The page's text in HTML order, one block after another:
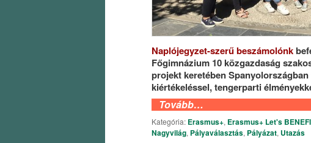
Naplójegyzet-szerű beszámolónk
Főgimnázium 10 közgazdaság
projekt keretében
kiértékeléssel, tengerparti
Tovább…
Kategória: Erasmus+, Erasmus+ Let's
Nagyvilág, Pályaválasztás, Pályázat, Utazás